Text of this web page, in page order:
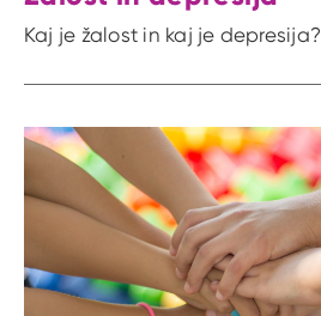
Kaj je žalost in kaj je depresija?